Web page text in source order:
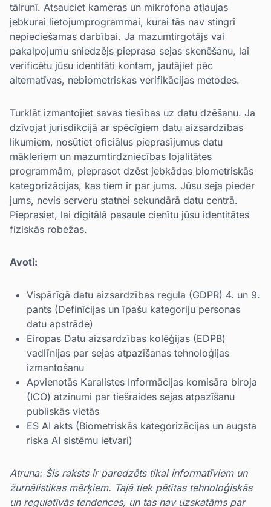
tālrunī. Atsauciet kameras un mikrofona atļaujas
jebkurai lietojumprogrammai, kurai tās nav stingri
nepieciešamas darbībai. Ja mazumtirgotājs vai
pakalpojumu sniedzējs pieprasa sejas skenēšanu, lai
verificētu jūsu identitāti kontam, jautājiet pēc
alternatīvas, nebiometriskas verifikācijas metodes.
Turklāt izmantojiet savas tiesības uz datu dzēšanu. Ja
dzīvojat jurisdikcijā ar spēcīgiem datu aizsardzības
likumiem, nosūtiet oficiālus pieprasījumus datu
mākleriem un mazumtirdzniecības lojalitātes
programmām, pieprasot dzēst jebkādas biometriskās
kategorizācijas, kas tiem ir par jums. Jūsu seja pieder
jums, nevis serveru statnei sekundārā datu centrā.
Pieprasiet, lai digitālā pasaule cienītu jūsu identitātes
fiziskās robežas.
Avoti:
Vispārīgā datu aizsardzības regula (GDPR) 4. un 9.
pants (Definīcijas un īpašu kategoriju personas
datu apstrāde)
Eiropas Datu aizsardzības kolēģijas (EDPB)
vadlīnijas par sejas atpazīšanas tehnoloģijas
izmantošanu
Apvienotās Karalistes Informācijas komisāra biroja
(ICO) atzinumi par tiešraides sejas atpazīšanu
publiskās vietās
ES AI akts (Biometriskās kategorizācijas un augsta
riska AI sistēmu ietvari)
Atruna: Šis raksts ir paredzēts tikai informatīviem un
žurnālistikas mērķiem. Tajā tiek pētītas tehnoloģiskās
un regulatīvās tendences, un tas nav uzskatāms par